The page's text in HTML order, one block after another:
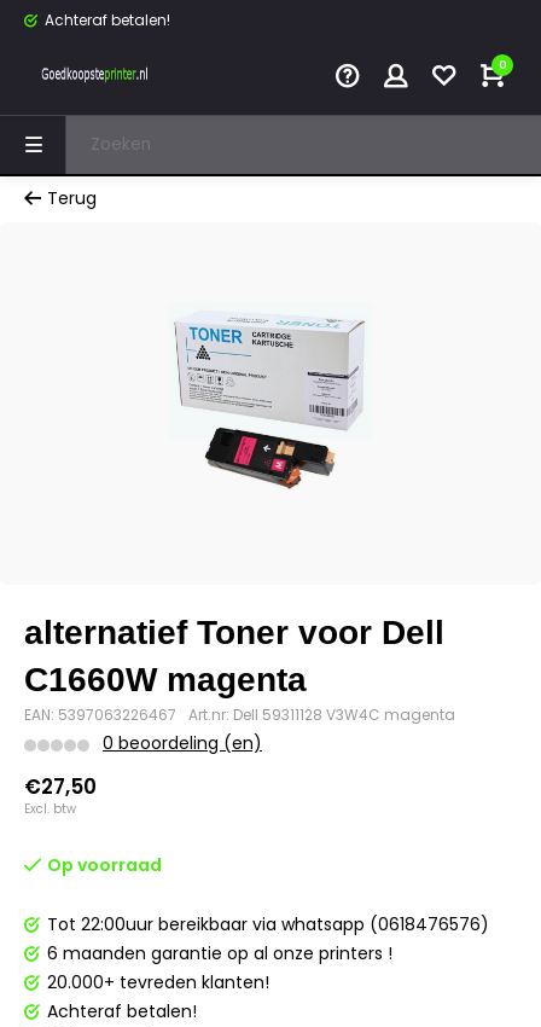
Achteraf betalen!
0
Terug
alternatief Toner voor Dell
C1660W magenta
EAN: 5397063226467 Art.nr: Dell 59311128 V3W4C magenta
0 beoordeling (en)
€27,50
Excl. btw
Op voorraad
Tot 22:00uur bereikbaar via whatsapp (0618476576)
6 maanden garantie op al onze printers !
20.000+ tevreden klanten!
Achteraf betalen!